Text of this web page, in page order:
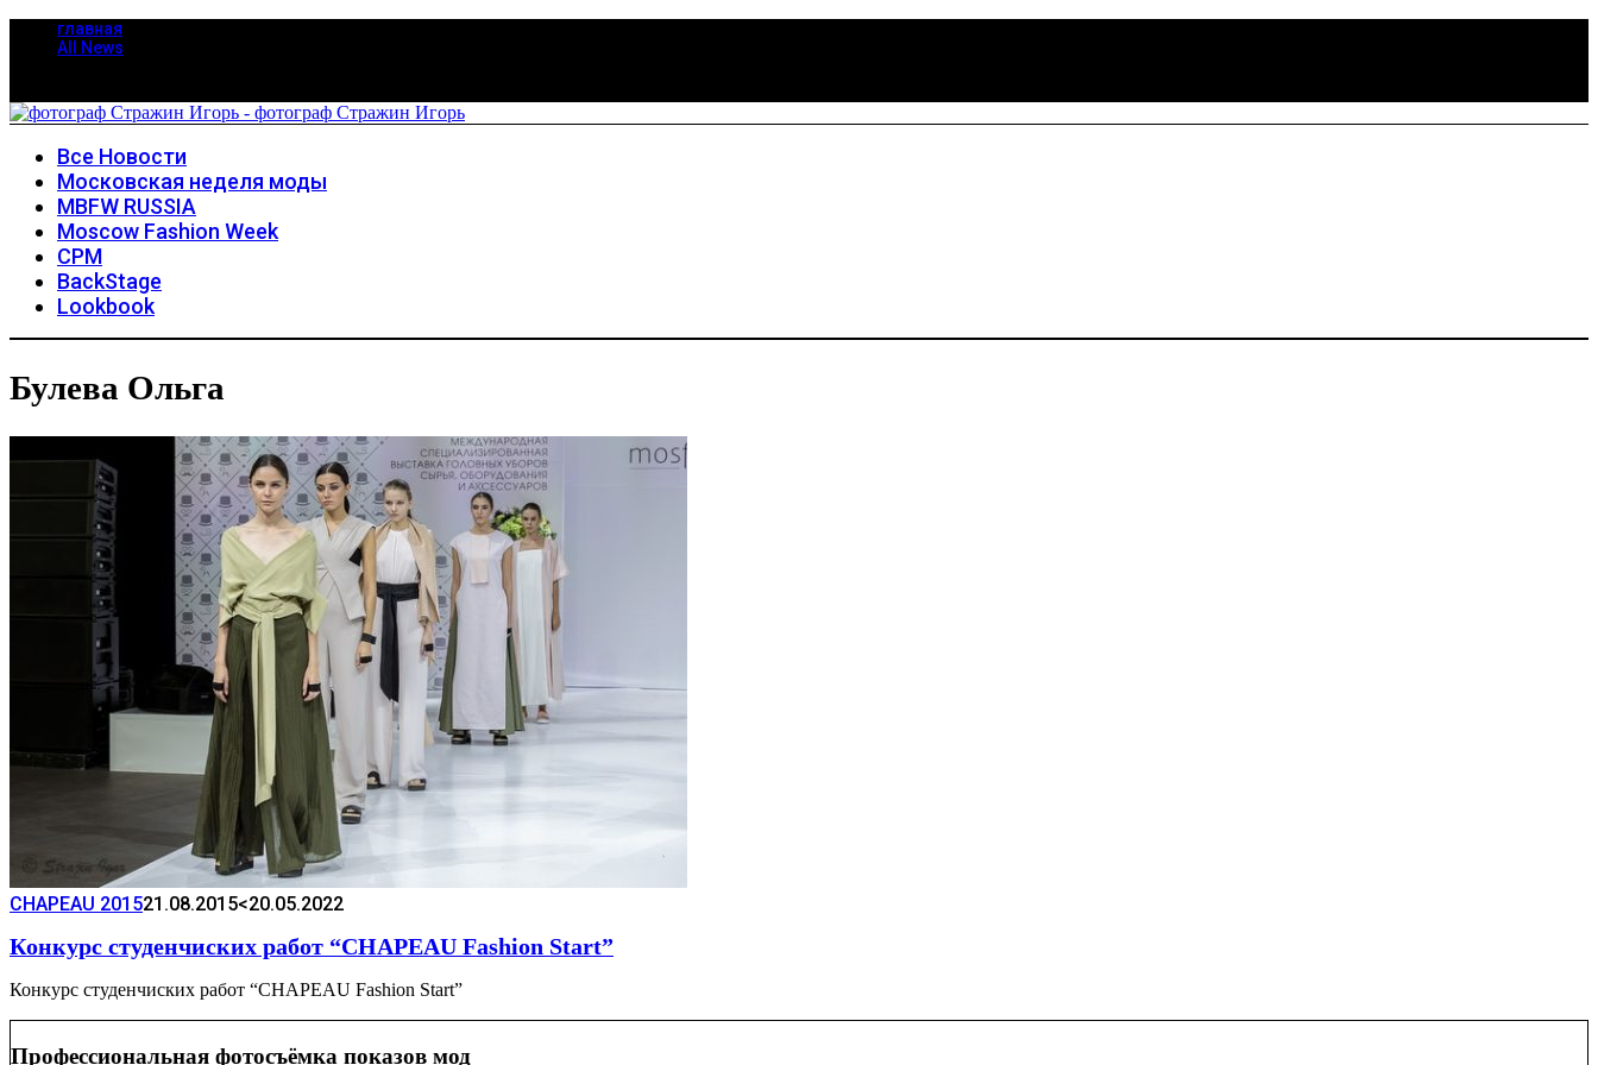
главная
All News
Все Новости
Московская неделя моды
MBFW RUSSIA
Moscow Fashion Week
CPM
BackStage
Lookbook
Булева Ольга
CHAPEAU 201521.08.2015<20.05.2022
Конкурс студенчиских работ “CHAPEAU Fashion Start”
Конкурс студенчиских работ “CHAPEAU Fashion Start”
Профессиональная фотосъёмка показов мод